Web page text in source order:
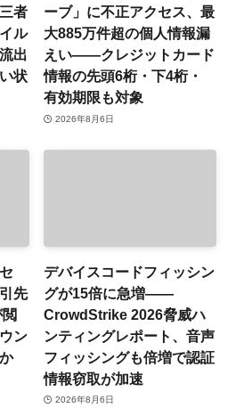
者
ル
出
状
ーブ」に不正アクセス、最
大885万件超の個人情報漏
えい——クレジットカード
情報の先頭6桁・下4桁・
有効期限も対象
2026年8月6日
先
ン
デバイスコードフィッシン
グが15倍に急増——
CrowdStrike 2026脅威ハ
ンティングレポート、音声
フィッシングも倍増で認証
情報窃取が加速
2026年8月6日